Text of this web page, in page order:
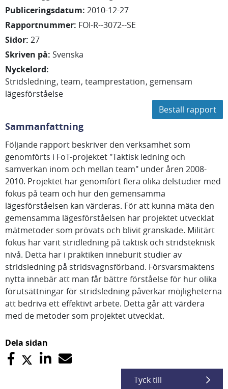
Publiceringsdatum: 2010-12-27
Rapportnummer: FOI-R--3072--SE
Sidor: 27
Skriven på: Svenska
Nyckelord:
Stridsledning team teamprestation gemensam
lägesförståelse
Beställ rapport
Sammanfattning
Följande rapport beskriver den verksamhet som
genomförts i FoT-projektet "Taktisk ledning och
samverkan inom och mellan team" under åren 2008-
2010. Projektet har genomfört flera olika delstudier med
fokus på team och hur den gemensamma
lägesförståelsen kan värderas. För att kunna mäta den
gemensamma lägesförståelsen har projektet utvecklat
mätmetoder som prövats och blivit granskade. Militärt
fokus har varit stridledning på taktisk och stridsteknisk
nivå. Detta har i praktiken inneburit studier av
stridsledning på stridsvagnsförband. Försvarsmaktens
nytta innebär att man får bättre förståelse för hur olika
förutsättningar för stridsledning påverkar möjligheterna
att bedriva ett effektivt arbete. Detta går att värdera
med de metoder som projektet utvecklat.
Dela sidan
Tyck till